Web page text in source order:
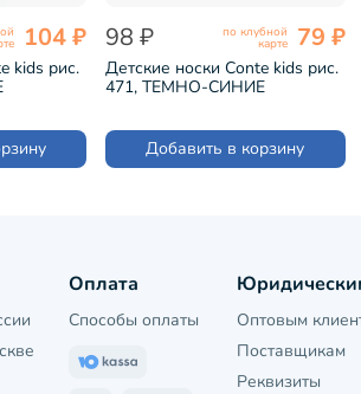
104 ₽
kids рис.
98 ₽ по клубной
карте 79 ₽
Детские носки Conte kids рис.
471, ТЕМНО-СИНИЕ
Добавить в корзину
Оплата
Способы оплаты
Оптовым
Поставщикам
Реквизиты